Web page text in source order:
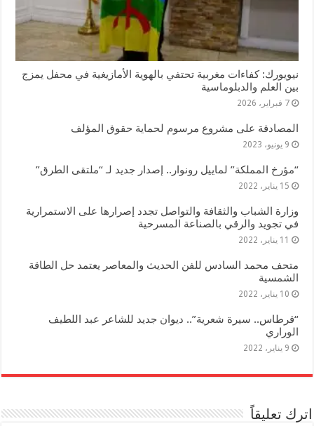
نيويورك: كفاءات مغربية تحتفي بالهوية الأمازيغية في محفل يمزج
بين العلم والدبلوماسية
7 فبراير، 2026
المصادقة على مشروع مرسوم لحماية حقوق المؤلف
9 يونيو، 2023
“مؤرخ المملكة” لماييل رونوار.. إصدار جديد لـ “ملتقى الطرق”
15 يناير، 2022
وزارة الشباب والثقافة والتواصل تجدد إصرارها على الاستمرارية
في تجويد والرقي بالصناعة المسرحية
11 يناير، 2022
متحف محمد السادس للفن الحديث والمعاصر يعتمد حل الطاقة
الشمسية
10 يناير، 2022
“قرطاس.. سيرة شعرية”.. ديوان جديد للشاعر عبد اللطيف
الوراري
9 يناير، 2022
اترك تعليقاً